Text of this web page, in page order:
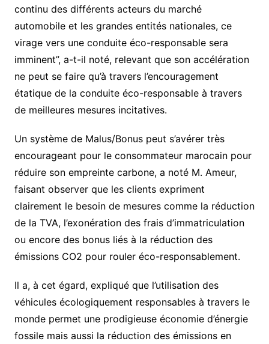
continu des différents acteurs du marché
automobile et les grandes entités nationales, ce
virage vers une conduite éco-responsable sera
imminent”, a-t-il noté, relevant que son accélération
ne peut se faire qu’à travers l’encouragement
étatique de la conduite éco-responsable à travers
de meilleures mesures incitatives.
Un système de Malus/Bonus peut s’avérer très
encourageant pour le consommateur marocain pour
réduire son empreinte carbone, a noté M. Ameur,
faisant observer que les clients expriment
clairement le besoin de mesures comme la réduction
de la TVA, l’exonération des frais d’immatriculation
ou encore des bonus liés à la réduction des
émissions CO2 pour rouler éco-responsablement.
Il a, à cet égard, expliqué que l’utilisation des
véhicules écologiquement responsables à travers le
monde permet une prodigieuse économie d’énergie
fossile mais aussi la réduction des émissions en